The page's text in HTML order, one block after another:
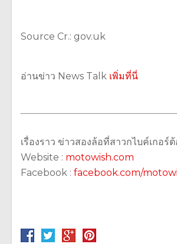
Source Cr.: gov.uk
อ่านข่าว News Talk เพิ่มที่นี่
เรื่องราว ข่าวสองล้อที่สาวกไบค์เกอร์
Website : motowish.com
Facebook : facebook.com/